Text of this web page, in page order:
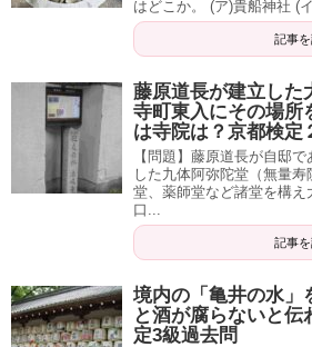
はどこか。 (ア)貴船神社 (
記事
藤原道長が建立した
寺町東入にその場所
は寺院は？京都検定
【問題】藤原道長が自邸
した九体阿弥陀堂（無量
堂、薬師堂など諸堂を構え
口...
記事
境内の「亀井の水」
と酒が腐らないと
定3級過去問